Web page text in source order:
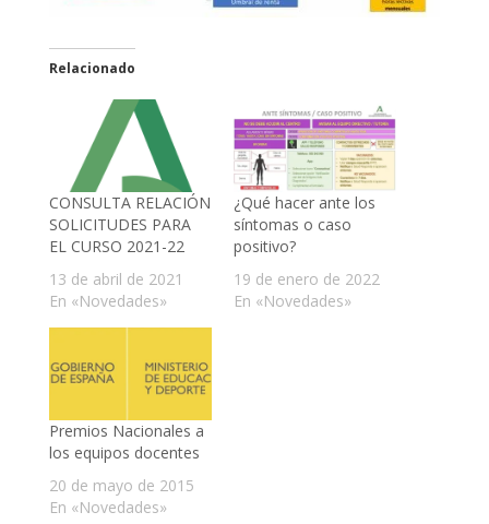
Relacionado
CONSULTA RELACIÓN
SOLICITUDES PARA
EL CURSO 2021-22
13 de abril de 2021
En «Novedades»
¿Qué hacer ante los
síntomas o caso
positivo?
19 de enero de 2022
En «Novedades»
Premios Nacionales a
los equipos docentes
20 de mayo de 2015
En «Novedades»